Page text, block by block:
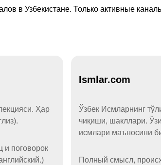
в Узбекистане. Только активные
Ҳар
и поговорок
Ismlar.com
Ўзбек Исмларнинг
чиқиши, шакллари.
исмлари маъносини
Полный смысл,